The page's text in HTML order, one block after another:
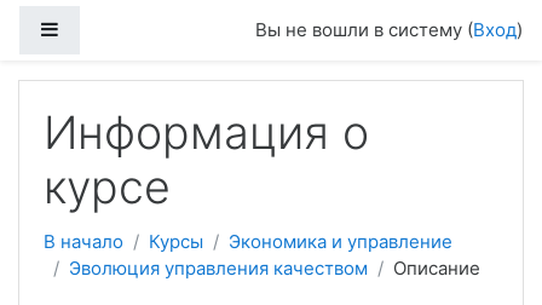
Вы не вошли в систему (Вход)
Информация о
курсе
В начало Курсы
Экономика и управление
Эволюция управления качеством
Описание